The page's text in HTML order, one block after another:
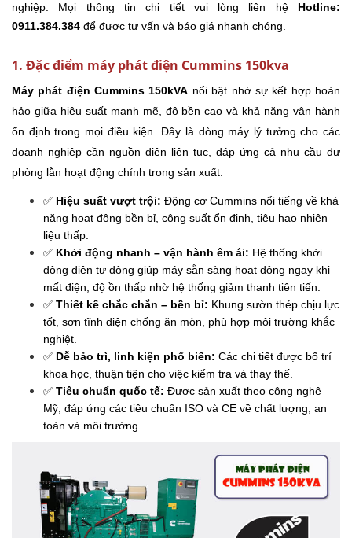
nghiệp. Mọi thông tin chi tiết vui lòng liên hệ Hotline:
0911.384.384 để được tư vấn và báo giá nhanh chóng.
1. Đặc điểm máy phát điện Cummins 150kva
Máy phát điện Cummins 150kVA nổi bật nhờ sự kết hợp hoàn
hảo giữa hiệu suất mạnh mẽ, độ bền cao và khả năng vận hành
ổn định trong mọi điều kiện. Đây là dòng máy lý tưởng cho các
doanh nghiệp cần nguồn điện liên tục, đáp ứng cả nhu cầu dự
phòng lẫn hoạt động chính trong sản xuất.
✅ Hiệu suất vượt trội: Động cơ Cummins nổi tiếng về khả
năng hoạt động bền bỉ, công suất ổn định, tiêu hao nhiên
liệu thấp.
✅ Khởi động nhanh – vận hành êm ái: Hệ thống khởi
động điện tự động giúp máy sẵn sàng hoạt động ngay khi
mất điện, độ ồn thấp nhờ hệ thống giảm thanh tiên tiến.
✅ Thiết kế chắc chắn – bền bỉ: Khung sườn thép chịu lực
tốt, sơn tĩnh điện chống ăn mòn, phù hợp môi trường khắc
nghiệt.
✅ Dễ bảo trì, linh kiện phổ biến: Các chi tiết được bố trí
khoa học, thuận tiện cho việc kiểm tra và thay thế.
✅ Tiêu chuẩn quốc tế: Được sản xuất theo công nghệ
Mỹ, đáp ứng các tiêu chuẩn ISO và CE về chất lượng, an
toàn và môi trường.